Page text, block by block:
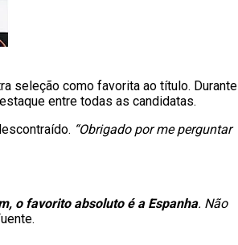
seleção como favorita ao título. Durante
entre todas as candidatas.
“Obrigado por me perguntar
o favorito absoluto é a Espanha. Não